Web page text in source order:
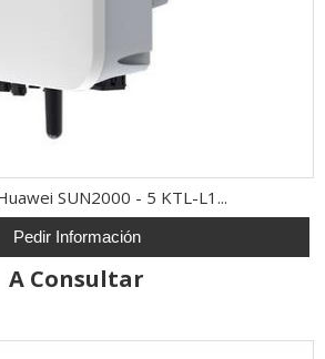
SUN2000 - 5 KTL-L1...
Pedir Información
A Consultar